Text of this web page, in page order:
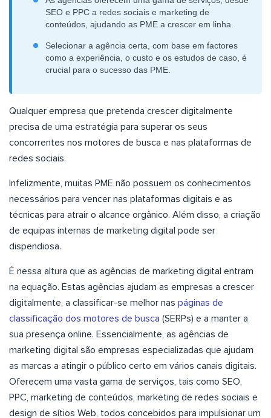
SEO e PPC a redes sociais e marketing de
conteúdos, ajudando as PME a crescer em linha.
Selecionar a agência certa, com base em factores
como a experiência, o custo e os estudos de caso, é
crucial para o sucesso das PME.
Qualquer empresa que pretenda crescer digitalmente
precisa de uma estratégia para superar os seus
concorrentes nos motores de busca e nas plataformas de
redes sociais.
Infelizmente, muitas PME não possuem os conhecimentos
necessários para vencer nas plataformas digitais e as
técnicas para atrair o alcance orgânico. Além disso, a criação
de equipas internas de marketing digital pode ser
dispendiosa.
É nessa altura que as agências de marketing digital entram
na equação. Estas agências ajudam as empresas a crescer
digitalmente, a classificar-se melhor nas páginas de
classificação dos motores de busca (SERPs) e a manter a
sua presença online. Essencialmente, as agências de
marketing digital são empresas especializadas que ajudam
as marcas a atingir o público certo em vários canais digitais.
Oferecem uma vasta gama de serviços, tais como SEO,
PPC, marketing de conteúdos, marketing de redes sociais e
design de sítios Web, todos concebidos para impulsionar um